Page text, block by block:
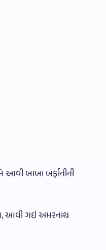
આવી બાબા બર્ફાનીની
આવી ગઇ અમરનાથ